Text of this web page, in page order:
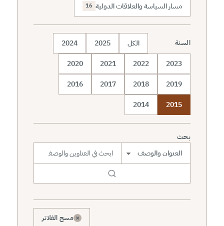
مسار السياسة والعلاقات الدولية 16
السنة الكل 2025
2024
2023
2022
2021
2020
2019
2018
2017
2016
2015
2014
بحث
× مسح الفلاتر